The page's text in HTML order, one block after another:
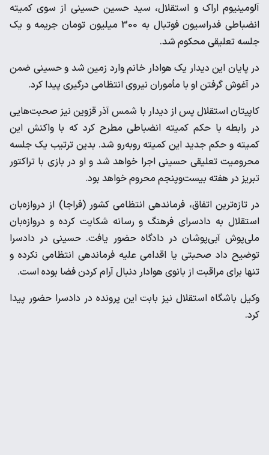
آلومینیوم اراک و استقلال، سید حسین حسینی از سوی کمیته
انضباطی فدراسیون فوتبال به 300 میلیون تومان جریمه و یک
جلسه تعلیقی محکوم شد.
در پایان این دیدار یک هوادار خانم وارد زمین شد و حسینی ضمن
در آغوش گرفتن او با مأموران نیروی انتظامی درگیری پیدا کرد.
کاپیتان استقلال پس از دیدار با شمس آذر قزوین نیز صحبت‌هایی
در رابطه با حکم کمیته انضباطی مطرح کرد که با واکنش این
کمیته و حکم جدید این کمیته روبه‌رو شد. بدین ترتیب یک جلسه
محرومیت تعلیقی‌ حسینی اجرا خواهد شد و او در بازی با تراکتور
تبریز در هفته بیست‌وپنجم محروم خواهد بود.
در تازه‌ترین اتفاق، فرماندهی انتظامی کشور (فراجا) از دروازه‌بان
استقلال به دادسرای فرهنگ و رسانه شکایت کرده و دروازه‌بان
ملی‌پوش آبی‌پوشان در دادگاه حضور یافت. حسینی در دادسرا
توضیح داد صحبتی یا اقدامی علیه فرماندهی انتظامی نکرده و
تنها برای مراقبت از بانوی هوادار دنبال آرام کردن فضا بوده است.
وکیل باشگاه استقلال نیز بابت این پرونده در دادسرا حضور پیدا
کرد.